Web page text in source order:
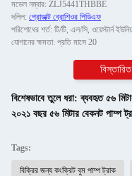
মডেল নম্বার: ZLJ5441THBBE
দলিল: প্রোডাক্ট ব্রোশিওর পিডিএফ
পরিশোধের শর্ত: টি/টি, এল/সি, ওয়েস্টার্ন
যোগানের ক্ষমতা: প্রতি মাসে 20
বিস্তারিত
বিশেষভাবে তুলে ধরা:ব্যবহৃত ৫৬
২০২১ বছর ৫৬ মিটার বেকনট পাম্প
Tags:
বিক্রির জন্য কংক্রিট বুম পাম্প ট্রাক